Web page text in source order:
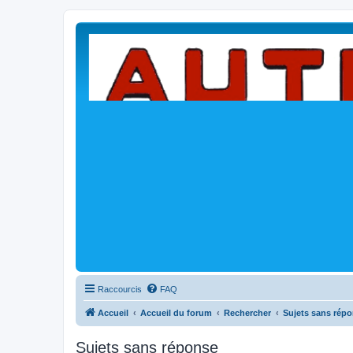
Raccourcis FAQ
Accueil Accueil du forum Rechercher Sujets sans
Sujets sans réponse